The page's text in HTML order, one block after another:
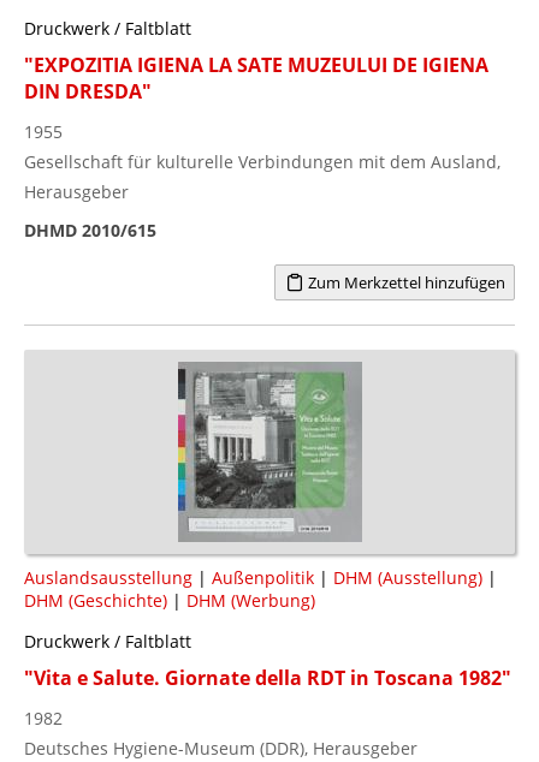
Druckwerk / Faltblatt
"EXPOZITIA IGIENA LA SATE MUZEULUI DE IGIENA
DIN DRESDA"
1955
Gesellschaft für kulturelle Verbindungen mit dem Ausland,
Herausgeber
DHMD 2010/615
Zum Merkzettel hinzufügen
Auslandsausstellung | Außenpolitik | DHM (Ausstellung) |
DHM (Geschichte) | DHM (Werbung)
Druckwerk / Faltblatt
"Vita e Salute. Giornate della RDT in Toscana 1982"
1982
Deutsches Hygiene-Museum (DDR), Herausgeber